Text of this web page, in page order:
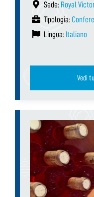
Sede: Royal
Tipologia:
Lingua: Italiano
Vedi